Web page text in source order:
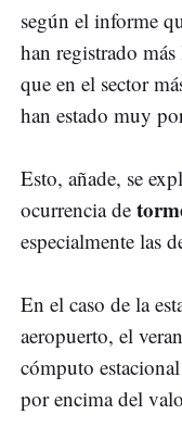
según el informe
han registrado
que en el sector
han estado muy
Esto, añade, se
ocurrencia de
especialmente las
En el caso de la
aeropuerto, el
cómputo
por encima del